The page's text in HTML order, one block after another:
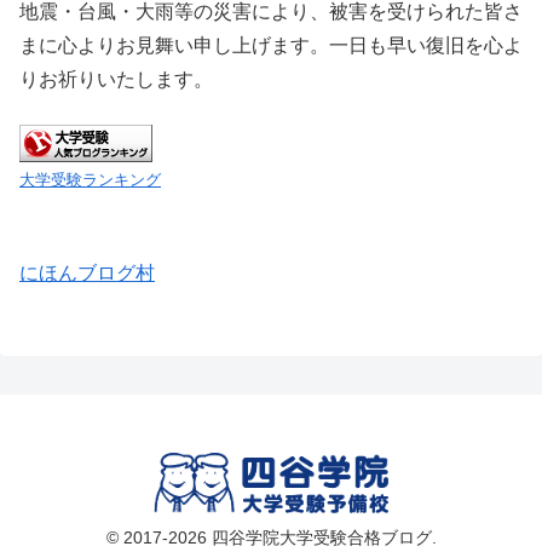
地震・台風・大雨等の災害により、被害を受けられた皆さ
まに心よりお見舞い申し上げます。一日も早い復旧を心よ
りお祈りいたします。
大学受験ランキング
にほんブログ村
© 2017-2026 四谷学院大学受験合格ブログ.